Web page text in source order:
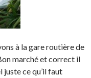
à la gare routière de
marché et correct il
juste ce qu’il faut